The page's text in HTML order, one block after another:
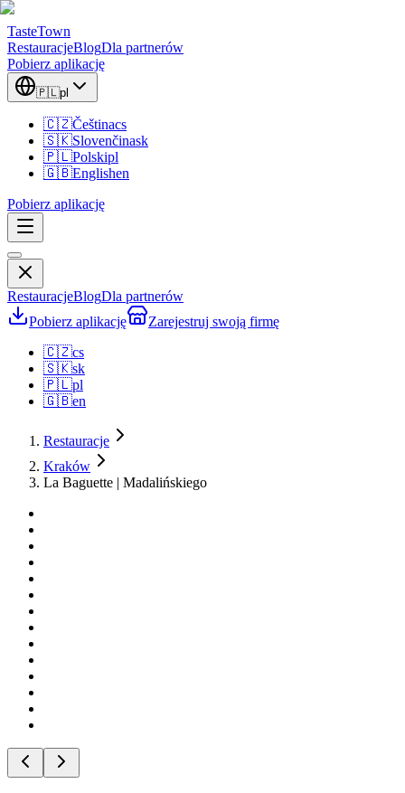
TasteTown
RestauracjeBlogDla partnerów
Pobierz aplikację
🇵🇱pl
🇨🇿Češtinacs
🇸🇰Slovenčinask
🇵🇱Polskipl
🇬🇧Englishen
Pobierz aplikację
RestauracjeBlogDla partnerów
Pobierz aplikację
Zarejestruj swoją firmę
🇨🇿cs
🇸🇰sk
🇵🇱pl
🇬🇧en
Restauracje
Kraków
La Baguette | Madalińskiego